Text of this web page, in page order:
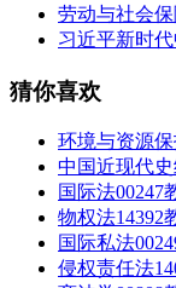
劳动与社会
习近平新时
猜你喜欢
环境与资源
中国近现代
国际法00247
物权法14392
国际私法
侵权责任法